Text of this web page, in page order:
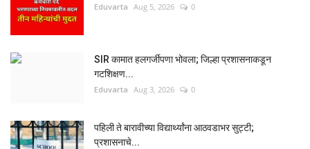
Eduvarta Aug 5, 2026 0
SIR कामात हलगर्जीपणा भोवला; जिल्हा प्रशासनाकडून
गटशिक्षण...
Eduvarta Aug 3, 2026 0
पहिली ते बारावीच्या विद्यार्थ्यांना आठवडाभर सुट्टी;
प्रशासनाचे...